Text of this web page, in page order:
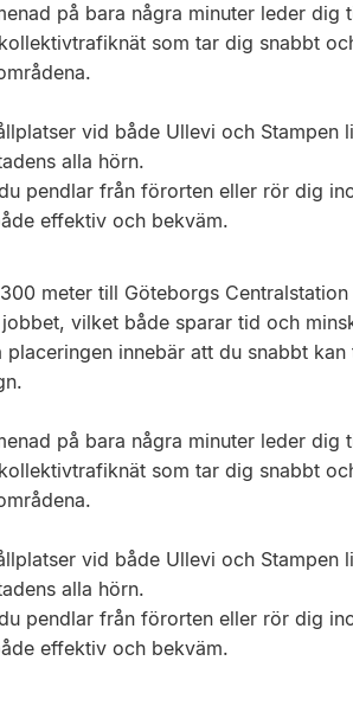
på bara några minuter leder
som tar dig snabbt
vid både Ullevi och
alla hörn.
pendlar från förorten eller rör dig
effektiv och bekväm.
meter till Göteborgs
vilket både sparar tid och
placeringen innebär att du snabbt
på bara några minuter leder
som tar dig snabbt
vid både Ullevi och
alla hörn.
pendlar från förorten eller rör dig
effektiv och bekväm.